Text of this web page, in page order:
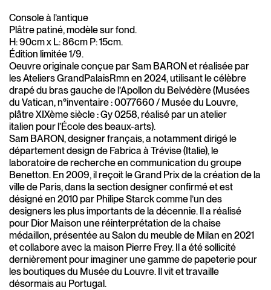
Console à l’antique
Plâtre patiné, modèle sur fond.
H: 90cm x L: 86cm P: 15cm.
Édition limitée 1/9.
Oeuvre originale conçue par Sam BARON et réalisée par
les Ateliers GrandPalaisRmn en 2024, utilisant le célèbre
drapé du bras gauche de l’Apollon du Belvédère (Musées
du Vatican, n°inventaire : 0077660 / Musée du Louvre,
plâtre XIXème siècle : Gy 0258, réalisé par un atelier
italien pour l’École des beaux-arts).
Sam BARON, designer français, a notamment dirigé le
département design de Fabrica à Trévise (Italie), le
laboratoire de recherche en communication du groupe
Benetton. En 2009, il reçoit le Grand Prix de la création de la
ville de Paris, dans la section designer confirmé et est
désigné en 2010 par Philipe Starck comme l’un des
designers les plus importants de la décennie. Il a réalisé
pour Dior Maison une réinterprétation de la chaise
médaillon, présentée au Salon du meuble de Milan en 2021
et collabore avec la maison Pierre Frey. Il a été sollicité
dernièrement pour imaginer une gamme de papeterie pour
les boutiques du Musée du Louvre. Il vit et travaille
désormais au Portugal.